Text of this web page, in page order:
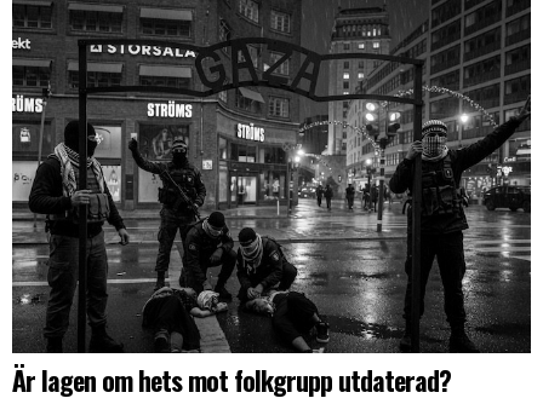
Är lagen om hets mot folkgrupp utdaterad?